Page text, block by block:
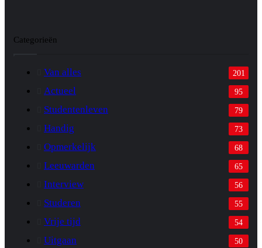
Categorieën
Van alles 201
Actueel 95
Studentenleven 79
Handig 73
Opmerkelijk 68
Leeuwarden 65
Interview 56
Studeren 55
Vrije tijd 54
Uitgaan 50